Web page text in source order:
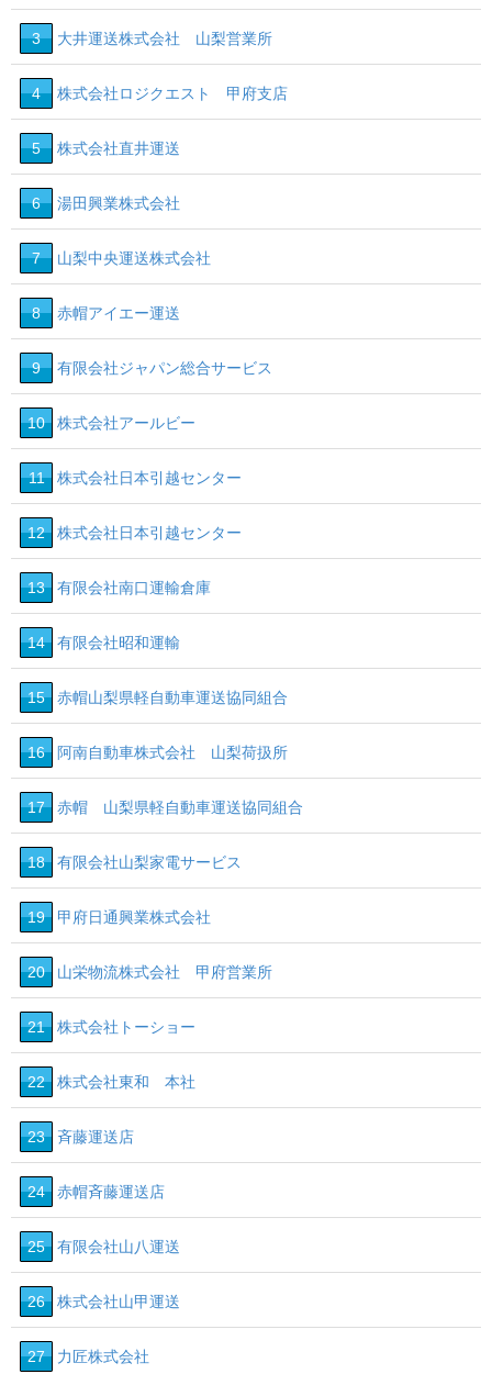
3 大井運送株式会社 山梨営業所
4 株式会社ロジクエスト 甲府支店
5 株式会社直井運送
6 湯田興業株式会社
7 山梨中央運送株式会社
8 赤帽アイエー運送
9 有限会社ジャパン総合サービス
10 株式会社アールビー
11 株式会社日本引越センター
12 株式会社日本引越センター
13 有限会社南口運輸倉庫
14 有限会社昭和運輸
15 赤帽山梨県軽自動車運送協同組合
16 阿南自動車株式会社 山梨荷扱所
17 赤帽 山梨県軽自動車運送協同組合
18 有限会社山梨家電サービス
19 甲府日通興業株式会社
20 山栄物流株式会社 甲府営業所
21 株式会社トーショー
22 株式会社東和 本社
23 斉藤運送店
24 赤帽斉藤運送店
25 有限会社山八運送
26 株式会社山甲運送
27 力匠株式会社